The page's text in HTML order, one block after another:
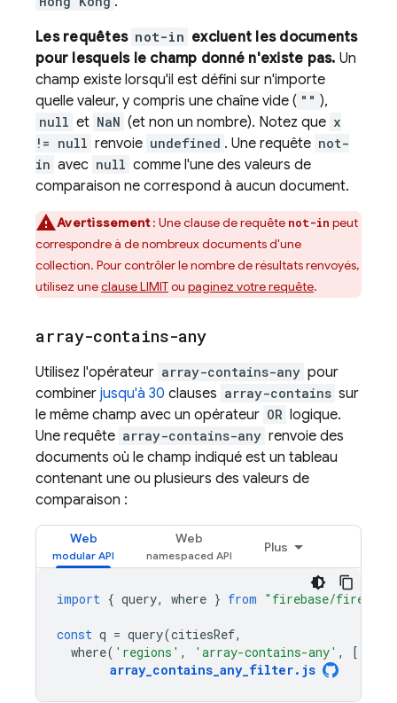
Les requêtes not-in excluent les documents
pour lesquels le champ donné n'existe pas. Un
champ existe lorsqu'il est défini sur n'importe
quelle valeur, y compris une chaîne vide ( "" ),
null et NaN (et non un nombre). Notez que x
!= null renvoie undefined . Une requête not-
in avec null comme l'une des valeurs de
comparaison ne correspond à aucun document.
Avertissement: Une clause de requête not-in peut
correspondre à de nombreux documents d'une
collection. Pour contrôler le nombre de résultats renvoyés,
utilisez uneclause LIMITou paginez votre requête.
array-contains-any
Utilisez l'opérateur array-contains-any pour
combiner jusqu'à 30 clauses array-contains sur
le même champ avec un opérateur OR logique.
Une requête array-contains-any renvoie des
documents où le champ indiqué est un tableau
contenant une ou plusieurs des valeurs de
comparaison :
Web Web
Plus
import { query, where } from "firebase/
const q = query(citiesRef,
where( 'regions' , 'array-contains-any' , [[
array_contains_any_filter. js